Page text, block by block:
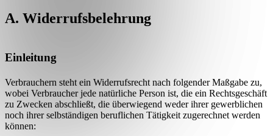
A. Widerrufsbelehrung
Einleitung
Verbrauchern steht ein Widerrufsrecht nach folgender Maßgabe zu,
wobei Verbraucher jede natürliche Person ist, die ein Rechtsgeschäft
zu Zwecken abschließt, die überwiegend weder ihrer gewerblichen
noch ihrer selbständigen beruflichen Tätigkeit zugerechnet werden
können: